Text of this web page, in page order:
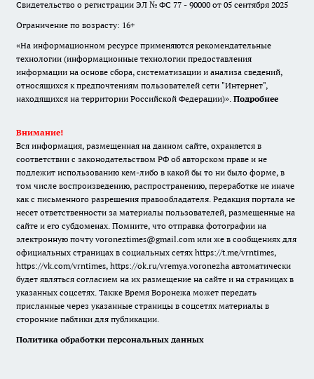
Свидетельство о регистрации ЭЛ № ФС 77 - 90000 от 05 сентября 2025
Ограничение по возрасту: 16+
«На информационном ресурсе применяются рекомендательные
технологии (информационные технологии предоставления
информации на основе сбора, систематизации и анализа сведений,
относящихся к предпочтениям пользователей сети "Интернет",
находящихся на территории Российской Федерации)». Подробнее
Внимание!
Вся информация, размещенная на данном сайте, охраняется в
соответствии с законодательством РФ об авторском праве и не
подлежит использованию кем-либо в какой бы то ни было форме, в
том числе воспроизведению, распространению, переработке не иначе
как с письменного разрешения правообладателя. Редакция портала не
несет ответственности за материалы пользователей, размещенные на
сайте и его субдоменах. Помните, что отправка фотографии на
электронную почту voroneztimes@gmail.com или же в сообщениях для
официальных страницах в социальных сетях https://t.me/vrntimes,
https://vk.com/vrntimes, https://ok.ru/vremya.voronezha автоматически
будет являться согласием на их размещение на сайте и на страницах в
указанных соцсетях. Также Время Воронежа может передать
присланные через указанные страницы в соцсетях материалы в
сторонние паблики для публикации.
Политика обработки персональных данных